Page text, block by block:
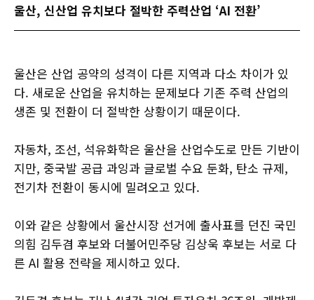
울산, 신산업 유치보다 절박한 주력산업 ‘AI 전환’
울산은 산업 공약의 성격이 다른 지역과 다소 차이가 있
다. 새로운 산업을 유치하는 문제보다 기존 주력 산업의
생존 및 전환이 더 절박한 상황이기 때문이다.
자동차, 조선, 석유화학은 울산을 산업수도로 만든 기반이
지만, 중국발 공급 과잉과 글로벌 수요 둔화, 탄소 규제,
전기차 전환이 동시에 밀려오고 있다.
이와 같은 상황에서 울산시장 선거에 출사표를 던진 국민
의힘 김두겸 후보와 더불어민주당 김상욱 후보는 서로 다
른 AI 활용 전략을 제시하고 있다.